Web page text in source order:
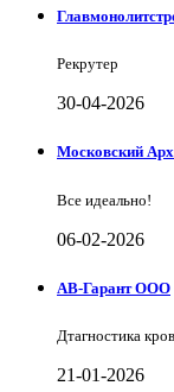
Рекрутер
30-04-2026
Московский
Все идеально!
06-02-2026
АВ-Гарант ООО
Дтагностика
21-01-2026